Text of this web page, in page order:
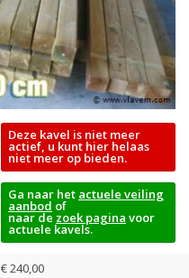
Deze kavel is niet meer
actief, u kunt hier helaas
niet meer op bieden.
Ga naar het actuele veiling
aanbod of
naar de zoek pagina voor
actuele kavels.
€ 240,00